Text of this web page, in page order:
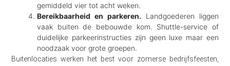
gemiddeld vier tot acht weken.
Bereikbaarheid en parkeren. Landgoederen liggen
vaak buiten de bebouwde kom. Shuttle-service of
duidelijke parkeerinstructies zijn geen luxe maar een
noodzaak voor grote groepen.
Buitenlocaties werken het best voor zomerse bedrijfsfeesten,